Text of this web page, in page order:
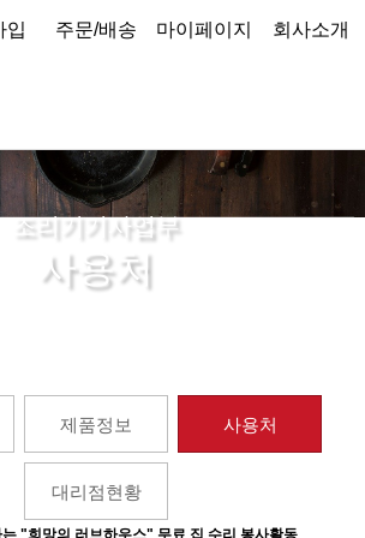
입 주문/배송 마이페이지 회사소개
조리기기사업부
사용처
제품정보 사용처
대리점현황
"희망의 러브하우스" 무료 집 수리 봉사활동